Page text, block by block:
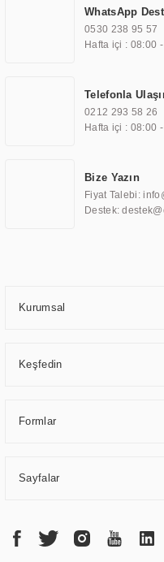
ekranları, endüstriyel ekranlar,
endüstriyel Panel PC, mini PC,
gibi çözümleri 4.5" ile 110”
ERPA Teknoloji, geniş bir
çözümler sunmaktadır. Bu
ve karşılamak için özelleştirilmiş
uzmanlık alanları arasında yer
WhatsApp
0530 238 95 57
Hafta içi : 08:00
Telefonla
0212 293 58 26
Hafta içi : 08:00
Bize Yazın
Fiyat Talebi:
Destek:
Kurumsal
Keşfedin
Formlar
Sayfalar